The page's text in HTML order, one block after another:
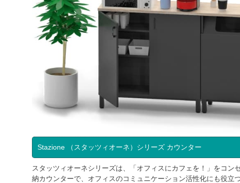
Stazione （スタッツィオーネ）シリーズ カウンター
スタッツィオーネシリーズは、「オフィスにカフェを！」をコ
納カウンターで、オフィスのコミュニケーション活性化にも役立